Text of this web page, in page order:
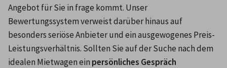
Angebot für Sie in frage kommt. Unser
Bewertungssystem verweist darüber hinaus auf
besonders seriöse Anbieter und ein ausgewogenes Preis-
Leistungsverhältnis. Sollten Sie auf der Suche nach dem
idealen Mietwagen ein persönliches Gespräch